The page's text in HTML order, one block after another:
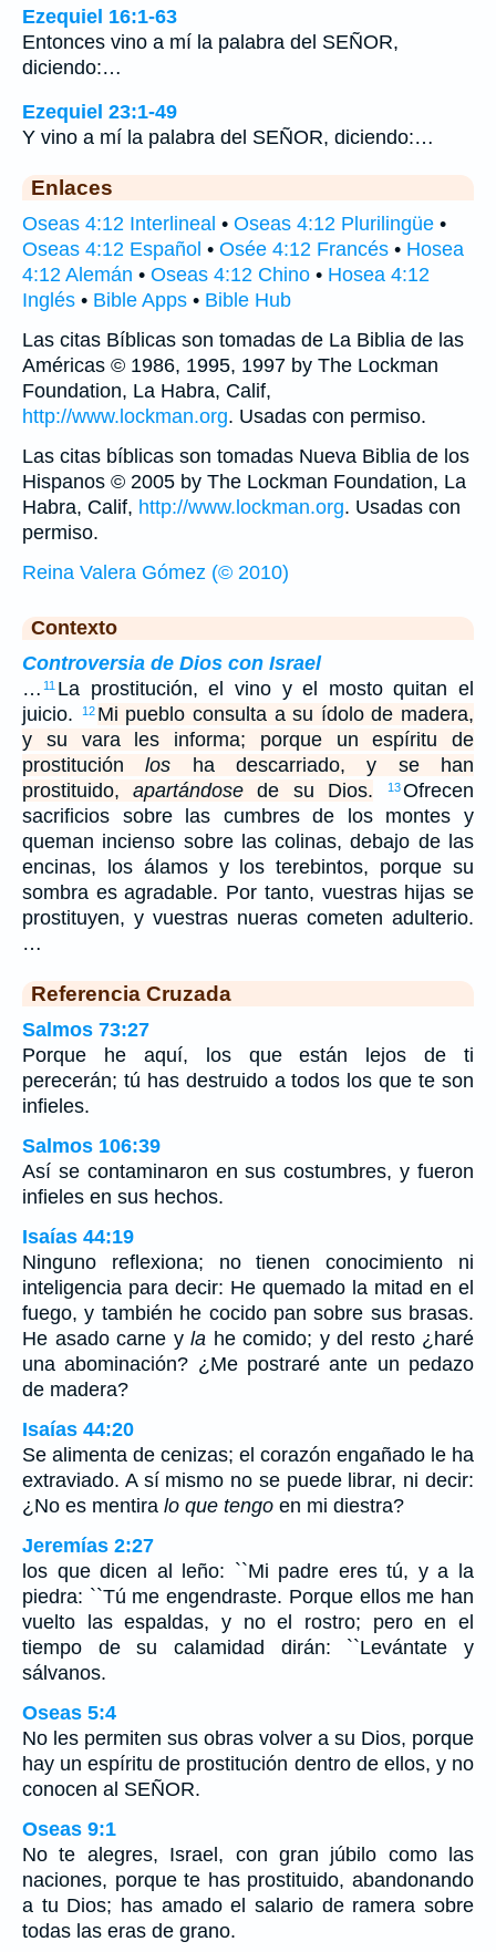
Ezequiel 16:1-63
Entonces vino a mí la palabra del SEÑOR,
diciendo:…
Ezequiel 23:1-49
Y vino a mí la palabra del SEÑOR, diciendo:…
Enlaces
Oseas 4:12 Interlineal • Oseas 4:12 Plurilingüe •
Oseas 4:12 Español • Osée 4:12 Francés • Hosea
4:12 Alemán • Oseas 4:12 Chino • Hosea 4:12
Inglés • Bible Apps • Bible Hub
Las citas Bíblicas son tomadas de La Biblia de las
Américas © 1986, 1995, 1997 by The Lockman
Foundation, La Habra, Calif,
http://www.lockman.org. Usadas con permiso.
Las citas bíblicas son tomadas Nueva Biblia de los
Hispanos © 2005 by The Lockman Foundation, La
Habra, Calif, http://www.lockman.org. Usadas con
permiso.
Reina Valera Gómez (© 2010)
Contexto
Controversia de Dios con Israel
… 11 La prostitución, el vino y el mosto quitan el
juicio.
12 Mi pueblo consulta a su ídolo de madera,
y su vara les informa; porque un espíritu de
prostituciónlos ha descarriado, y se han
prostituido,apartándose de su Dios. 13Ofrecen
sacrificios sobre las cumbres de los montes y
queman incienso sobre las colinas, debajo de las
encinas, los álamos y los terebintos, porque su
sombra es agradable. Por tanto, vuestras hijas se
prostituyen, y vuestras nueras cometen adulterio.
…
Referencia Cruzada
Salmos 73:27
Porque he aquí, los que están lejos de ti
perecerán; tú has destruido a todos los que te son
infieles.
Salmos 106:39
Así se contaminaron en sus costumbres, y fueron
infieles en sus hechos.
Isaías 44:19
Ninguno reflexiona; no tienen conocimiento ni
inteligencia para decir: He quemado la mitad en el
fuego, y también he cocido pan sobre sus brasas.
He asado carne y la he comido; y del resto ¿haré
una abominación? ¿Me postraré ante un pedazo
de madera?
Isaías 44:20
Se alimenta de cenizas; el corazón engañado le ha
extraviado. A sí mismo no se puede librar, ni decir:
¿No es mentira lo que tengo en mi diestra?
Jeremías 2:27
los que dicen al leño: ``Mi padre eres tú, y a la
piedra: ``Tú me engendraste. Porque ellos me han
vuelto las espaldas, y no el rostro; pero en el
tiempo de su calamidad dirán: ``Levántate y
sálvanos.
Oseas 5:4
No les permiten sus obras volver a su Dios, porque
hay un espíritu de prostitución dentro de ellos, y no
conocen al SEÑOR.
Oseas 9:1
No te alegres, Israel, con gran júbilo como las
naciones, porque te has prostituido, abandonando
a tu Dios; has amado el salario de ramera sobre
todas las eras de grano.